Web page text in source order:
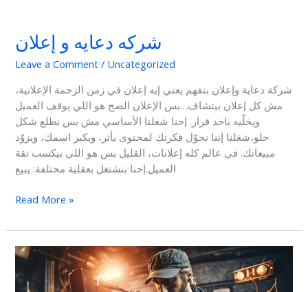
شركه دعايه و إعلان
Leave a Comment / Uncategorized
شركة دعاية وإعلان بتفهم يعني إيه إعلان في زمن الزحمة الإعلانية،
مش كل إعلان بيتشاف…بس الإعلان الصح هو اللي يوقف العميل
ويخلّيه ياخد قرار. إحنا شغلنا الأساسي مش بس نطلع شكل
حلو،شغلنا إننا نحوّل فكرتك لمحتوى يأثر، ويكبر اسمك، ويزوّد
مبيعاتك. في عالم كله إعلانات، القليل بس هو اللي بيكسب ثقة
العميل.إحنا بنشتغل بعقلية مختلفة: يبيع
Read More »
مواسم
الإعلان